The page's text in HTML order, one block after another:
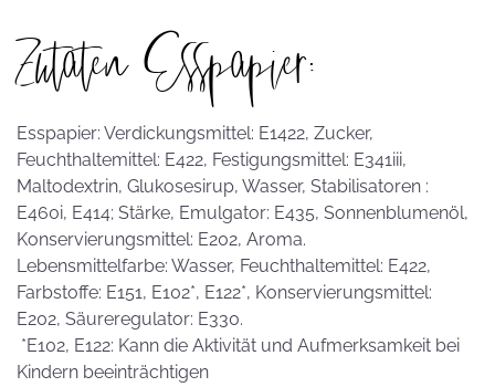
Zutaten Esspapier:
Esspapier: Verdickungsmittel: E1422, Zucker,
Feuchthaltemittel: E422, Festigungsmittel: E341iii,
Maltodextrin, Glukosesirup, Wasser, Stabilisatoren :
E460i, E414; Stärke, Emulgator: E435, Sonnenblumenöl,
Konservierungsmittel: E202, Aroma.
Lebensmittelfarbe: Wasser, Feuchthaltemittel: E422,
Farbstoffe: E151, E102*, E122*, Konservierungsmittel:
E202, Säureregulator: E330.
*E102, E122: Kann die Aktivität und Aufmerksamkeit bei
Kindern beeinträchtigen